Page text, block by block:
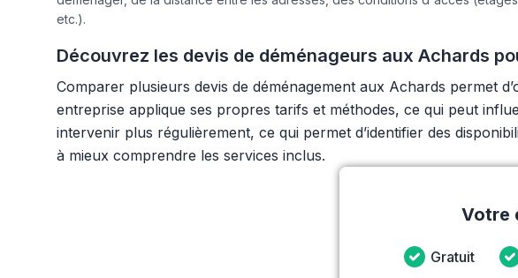
etc.).
Découvrez les devis de déménageurs aux Achards
Comparer plusieurs devis de déménagement aux Achards permet
entreprise applique ses propres tarifs et méthodes, ce qui peut
intervenir plus régulièrement, ce qui permet d’identifier des
à mieux comprendre les services inclus.
Votre
Gratuit